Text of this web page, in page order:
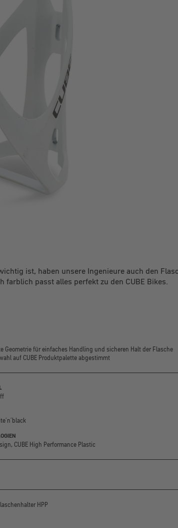
ist, haben unsere Ingenieure auch den
passt alles perfekt zu den CUBE Bikes.
Geometrie für einfaches Handling und sicheren Halt der Flasche
auf CUBE Produktpalette abgestimmt
CUBE High Performance Plastic
HPP